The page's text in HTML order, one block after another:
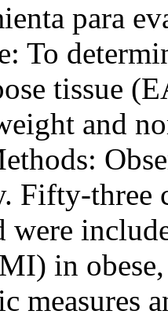
para
To
tissue
and
Fifty-three
were
in
measures